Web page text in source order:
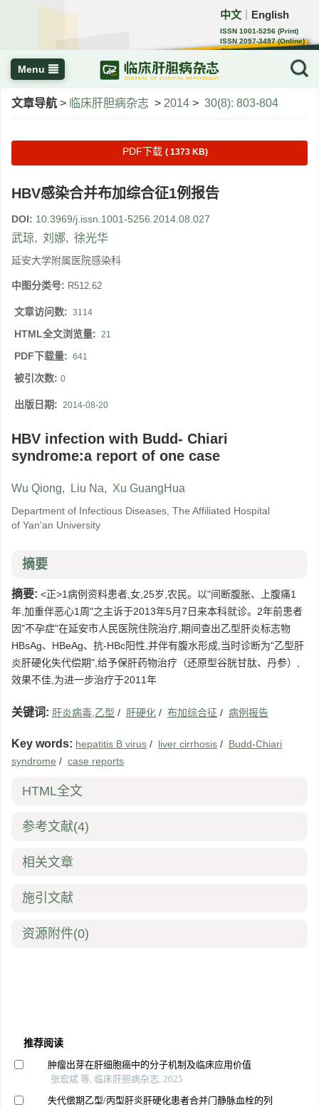
中文 English
ISSN 1001-5256 (Print)
ISSN 2097-3497 (Online)
CN 22-1108/R
Menu
文章导航 > 临床肝胆病杂志 > 2014 > 30(8): 803-804
PDF下载 ( 1373 KB)
HBV感染合并布加综合征1例报告
DOI: 10.3969/j.issn.1001-5256.2014.08.027
武琼, 刘娜, 徐光华
延安大学附属医院感染科
中图分类号: R512.62
文章访问数: 3114
HTML全文浏览量: 21
PDF下载量: 641
被引次数: 0
出版日期: 2014-08-20
HBV infection with Budd- Chiari
syndrome:a report of one case
Wu Qiong, Liu Na, Xu GuangHua
Department of Infectious Diseases, The Affiliated Hospital
of Yan'an University
摘要
摘要: <正>1病例资料患者,女,25岁,农民。以"间断腹胀、上腹痛1
年,加重伴恶心1周"之主诉于2013年5月7日来本科就诊。2年前患者
因"不孕症"在延安市人民医院住院治疗,期间查出乙型肝炎标志物
HBsAg、HBeAg、抗-HBc阳性,并伴有腹水形成,当时诊断为"乙型肝
炎肝硬化失代偿期",给予保肝药物治疗（还原型谷胱甘肽、丹参）,
效果不佳,为进一步治疗于2011年
关键词: 肝炎病毒,乙型 / 肝硬化 / 布加综合征 / 病例报告
Key words: hepatitis B virus / liver cirrhosis / Budd-Chiari
syndrome / case reports
HTML全文
参考文献(4)
相关文章
施引文献
资源附件(0)
推荐阅读
肿瘤出芽在肝细胞癌中的分子机制及临床应用价值
张宏斌 等, 临床肝胆病杂志, 2025
失代偿期乙型/丙型肝炎肝硬化患者合并门静脉血栓的列